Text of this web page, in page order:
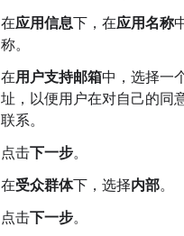
在应用信息下，在应用名称
称。
在用户支持邮箱中，选择一
址，以便用户在对自己的同
联系。
点击下一步。
在受众群体下，选择内部。
点击下一步。